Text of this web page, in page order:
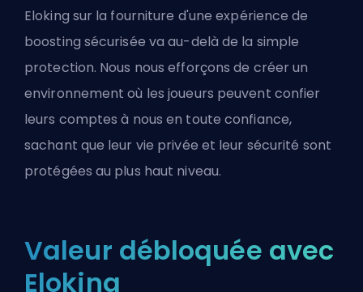
Eloking sur la fourniture d'une expérience de
boosting sécurisée va au-delà de la simple
protection. Nous nous efforçons de créer un
environnement où les joueurs peuvent confier
leurs comptes à nous en toute confiance,
sachant que leur vie privée et leur sécurité sont
protégées au plus haut niveau.
Valeur débloquée avec
Eloking